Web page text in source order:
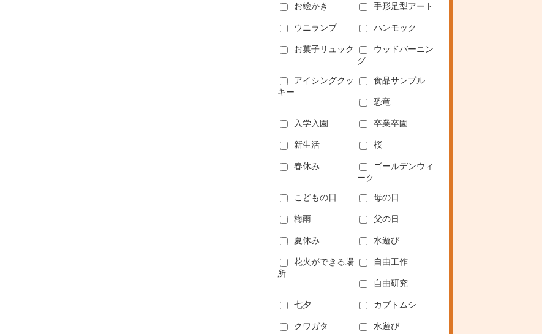
お絵かき 手形足型アート
ウニランプ ハンモック
お菓子リュック
ウッドバーニン
グ
アイシングクッ
キー
食品サンプル
恐竜
入学入園 卒業卒園
新生活 桜
春休み
ゴールデンウィ
ーク
こどもの日 母の日
梅雨 父の日
夏休み 水遊び
花火ができる場
所
自由工作
自由研究
七夕 カブトムシ
クワガタ 水遊び